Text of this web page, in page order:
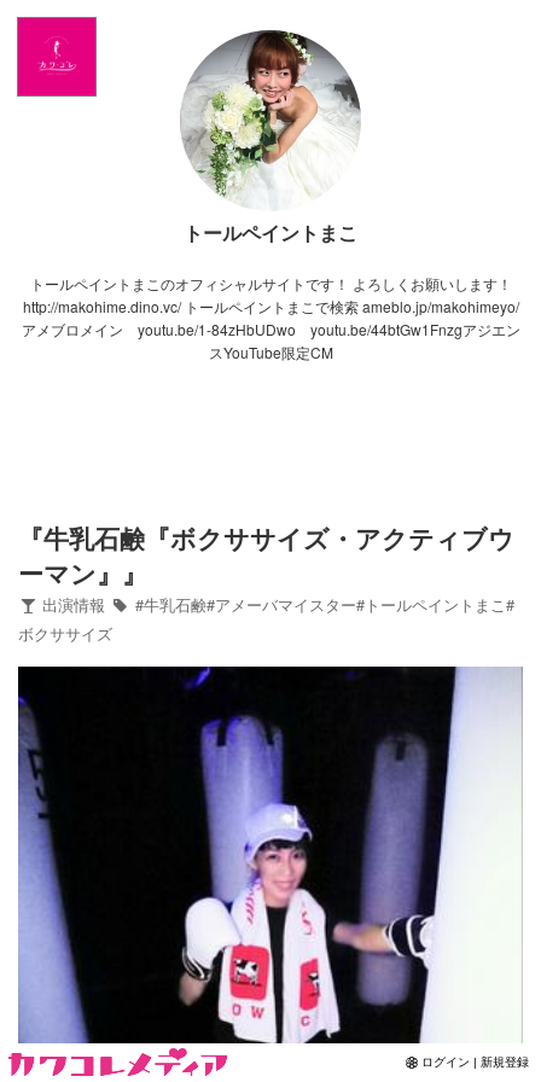
Home
News
Twitter
Contact
トールペイントまこ
トールペイントまこのオフィシャルサイトです！ よろしくお願いします！
http://makohime.dino.vc/ トールペイントまこで検索 ameblo.jp/makohimeyo/
アメブロメイン youtu.be/1-84zHbUDwo youtu.be/44btGw1Fnzgアジエン
スYouTube限定CM
『牛乳石鹸『ボクササイズ・アクティブウ
ーマン』』
出演情報
#牛乳石鹸#アメーバマイスター#トールペイントまこ#
ボクササイズ
ログイン | 新規登録